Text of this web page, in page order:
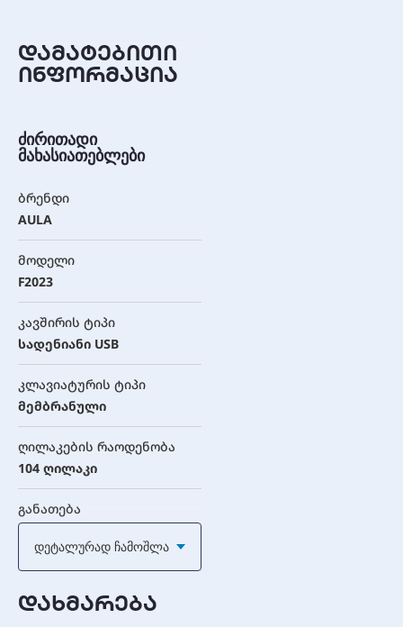
დამატებითი
ინფორმაცია
ძირითადი
მახასიათებლები
ბრენდი
AULA
მოდელი
F2023
კავშირის ტიპი
სადენიანი USB
კლავიატურის ტიპი
მემბრანული
ღილაკების რაოდენობა
104 ღილაკი
განათება
RGB ცისარტყელას
განათება (ფიქსირებული
RGB, 3 ეფექტი)
Anti-Ghosting
Დეტალურად Ჩამოშლა
დახმარება